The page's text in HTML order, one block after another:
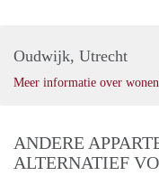
Oudwijk, Utrecht
Meer informatie over
ANDERE
ALTERNATIEF